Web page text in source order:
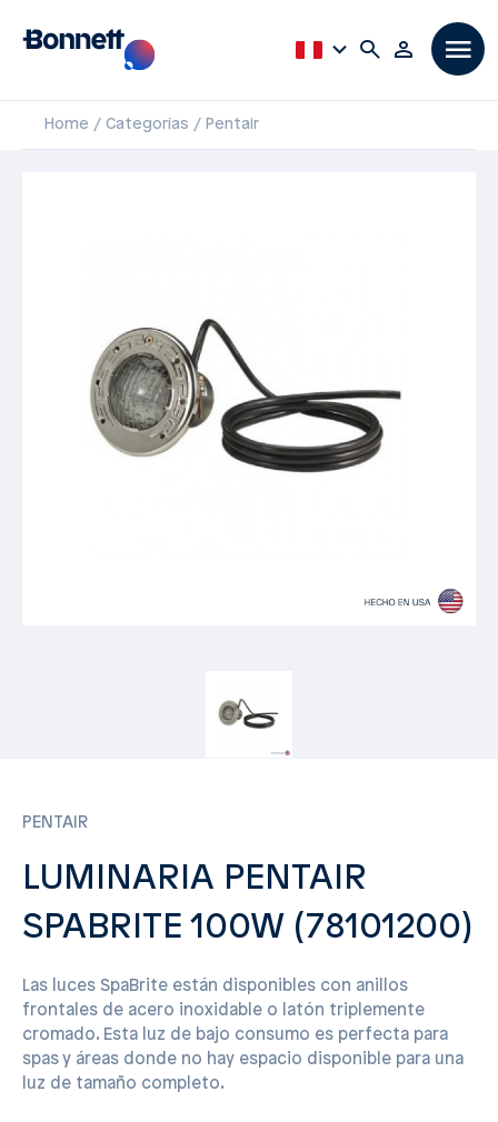
Home Categorías Pentair
PENTAIR
LUMINARIA PENTAIR
SPABRITE 100W (78101200)
Las luces SpaBrite están disponibles con anillos
frontales de acero inoxidable o latón triplemente
cromado. Esta luz de bajo consumo es perfecta para
spas y áreas donde no hay espacio disponible para una
luz de tamaño completo.